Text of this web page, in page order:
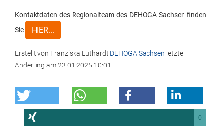
Kontaktdaten des Regionalteam des DEHOGA Sachsen finden
Sie
HIER...
Erstellt von Franziska Luthardt DEHOGA Sachsen letzte
Änderung am23.01.2025 10:01
0